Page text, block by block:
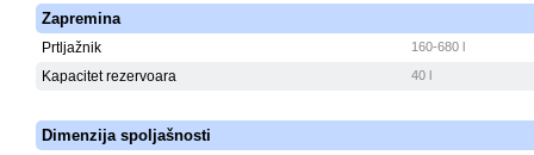
Zapremina
Prtljažnik 160-680 l
Kapacitet rezervoara 40 l
Dimenzija spoljašnosti